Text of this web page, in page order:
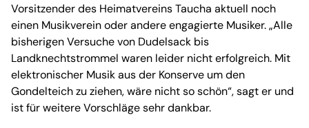
Vorsitzender des Heimatvereins Taucha aktuell noch
einen Musikverein oder andere engagierte Musiker. „Alle
bisherigen Versuche von Dudelsack bis
Landknechtstrommel waren leider nicht erfolgreich. Mit
elektronischer Musik aus der Konserve um den
Gondelteich zu ziehen, wäre nicht so schön“, sagt er und
ist für weitere Vorschläge sehr dankbar.